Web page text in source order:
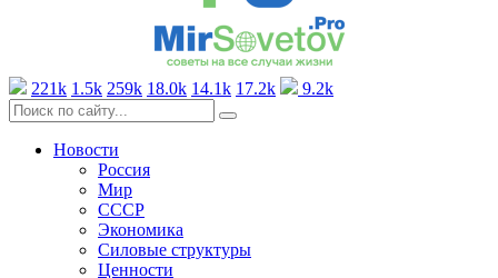
221k 1.5k 259k 18.0k 14.1k 17.2k 9.2k
Новости
Россия
Мир
СССР
Экономика
Силовые структуры
Ценности